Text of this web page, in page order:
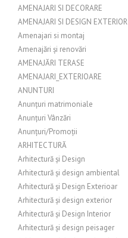
AMENAJARI SI DECORARE
AMENAJARI SI DESIGN EXTERIOR
Amenajari si montaj
Amenajări și renovări
AMENAJĂRI TERASE
AMENAJARI_EXTERIOARE
ANUNTURI
Anunțuri matrimoniale
Anunțuri Vânzări
Anunțuri/Promoții
ARHITECTURĂ
Arhitectură și Design
Arhitectură și design ambiental
Arhitectură și Design Exterioar
Arhitectură și design exterior
Arhitectură și Design Interior
Arhitectură și design peisager